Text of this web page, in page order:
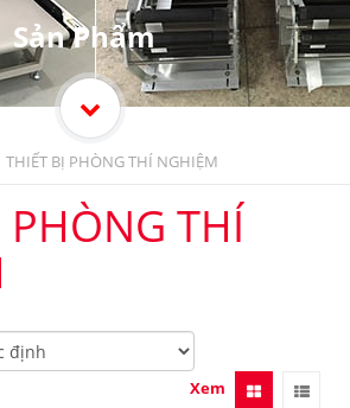
THIẾT BỊ PHÒNG THÍ NGHIỆM
Sản Phẩm
PHÒNG THÍ
Xem